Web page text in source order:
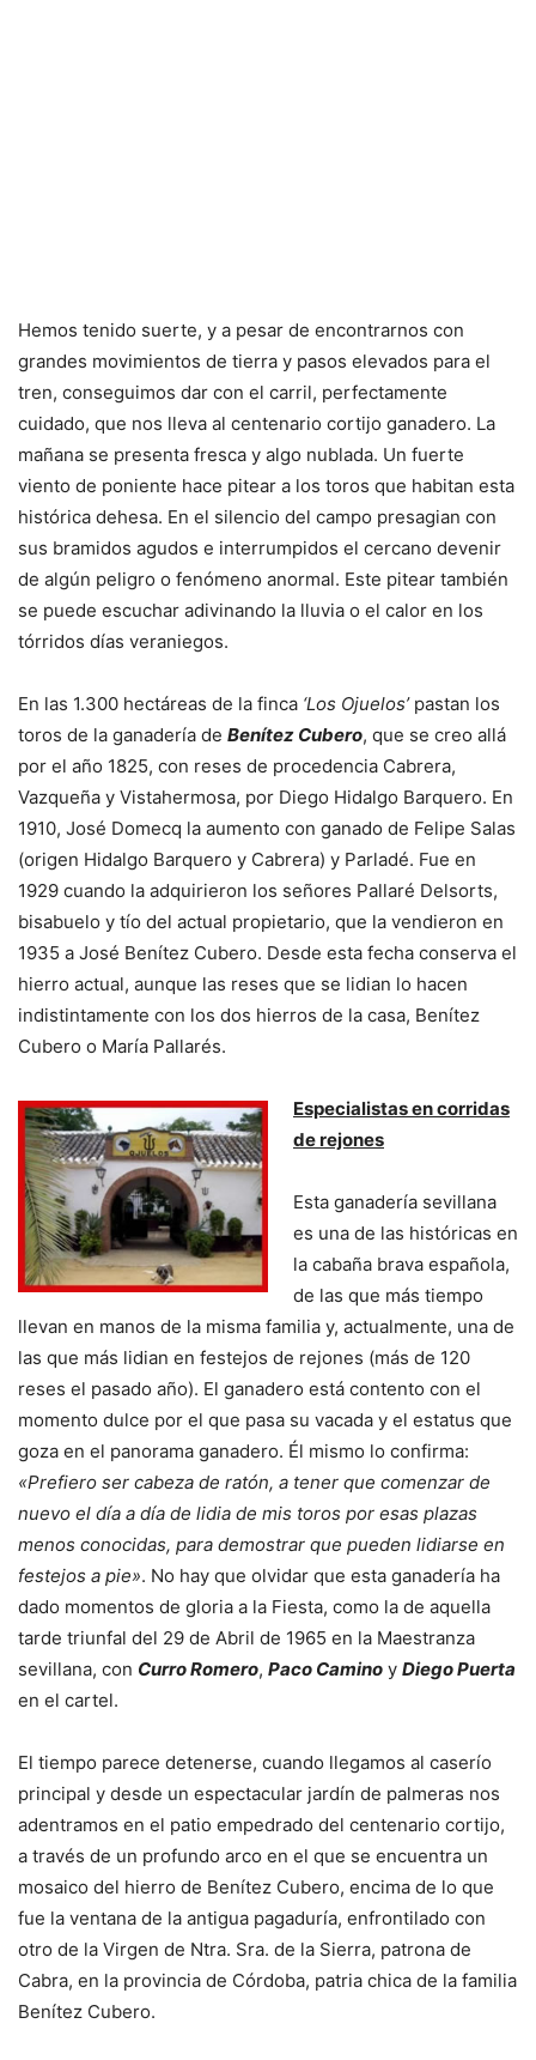
Hemos tenido suerte, y a pesar de encontrarnos con
grandes movimientos de tierra y pasos elevados para el
tren, conseguimos dar con el carril, perfectamente
cuidado, que nos lleva al centenario cortijo ganadero. La
mañana se presenta fresca y algo nublada. Un fuerte
viento de poniente hace pitear a los toros que habitan esta
histórica dehesa. En el silencio del campo presagian con
sus bramidos agudos e interrumpidos el cercano devenir
de algún peligro o fenómeno anormal. Este pitear también
se puede escuchar adivinando la lluvia o el calor en los
tórridos días veraniegos.
En las 1.300 hectáreas de la finca ‘Los Ojuelos’pastan los
toros de la ganadería de Benítez Cubero, que se creo allá
por el año 1825, con reses de procedencia Cabrera,
Vazqueña y Vistahermosa, por Diego Hidalgo Barquero. En
1910, José Domecq la aumento con ganado de Felipe Salas
(origen Hidalgo Barquero y Cabrera) y Parladé. Fue en
1929 cuando la adquirieron los señores Pallaré Delsorts,
bisabuelo y tío del actual propietario, que la vendieron en
1935 a José Benítez Cubero. Desde esta fecha conserva el
hierro actual, aunque las reses que se lidian lo hacen
indistintamente con los dos hierros de la casa, Benítez
Cubero o María Pallarés.
Especialistas en corridas
de rejones
Esta ganadería sevillana
es una de las históricas en
la cabaña brava española,
de las que más tiempo
llevan en manos de la misma familia y, actualmente, una de
las que más lidian en festejos de rejones (más de 120
reses el pasado año). El ganadero está contento con el
momento dulce por el que pasa su vacada y el estatus que
goza en el panorama ganadero. Él mismo lo confirma:
«Prefiero ser cabeza de ratón, a tener que comenzar de
nuevo el día a día de lidia de mis toros por esas plazas
menos conocidas, para demostrar que pueden lidiarse en
festejos a pie». No hay que olvidar que esta ganadería ha
dado momentos de gloria a la Fiesta, como la de aquella
tarde triunfal del 29 de Abril de 1965 en la Maestranza
sevillana, con Curro Romero, Paco Camino y Diego Puerta
en el cartel.
El tiempo parece detenerse, cuando llegamos al caserío
principal y desde un espectacular jardín de palmeras nos
adentramos en el patio empedrado del centenario cortijo,
a través de un profundo arco en el que se encuentra un
mosaico del hierro de Benítez Cubero, encima de lo que
fue la ventana de la antigua pagaduría, enfrontilado con
otro de la Virgen de Ntra. Sra. de la Sierra, patrona de
Cabra, en la provincia de Córdoba, patria chica de la familia
Benítez Cubero.